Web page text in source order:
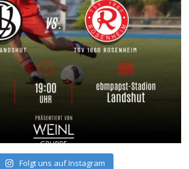
Folgt uns auf Instagram